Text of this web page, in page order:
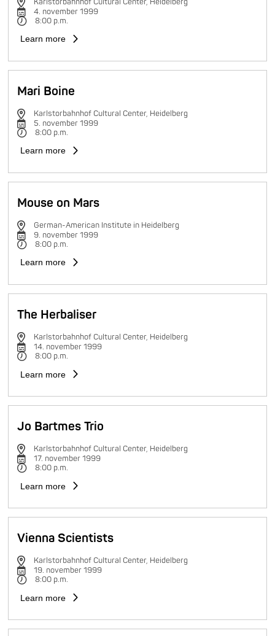
4. november 1999
8:00 p.m.
Learn more
Mari Boine
Karlstorbahnhof Cultural Center, Heidelberg
5. november 1999
8:00 p.m.
Learn more
Mouse on Mars
German-American Institute in Heidelberg
9. november 1999
8:00 p.m.
Learn more
The Herbaliser
Karlstorbahnhof Cultural Center, Heidelberg
14. november 1999
8:00 p.m.
Learn more
Jo Bartmes Trio
Karlstorbahnhof Cultural Center, Heidelberg
17. november 1999
8:00 p.m.
Learn more
Vienna Scientists
Karlstorbahnhof Cultural Center, Heidelberg
19. november 1999
8:00 p.m.
Learn more